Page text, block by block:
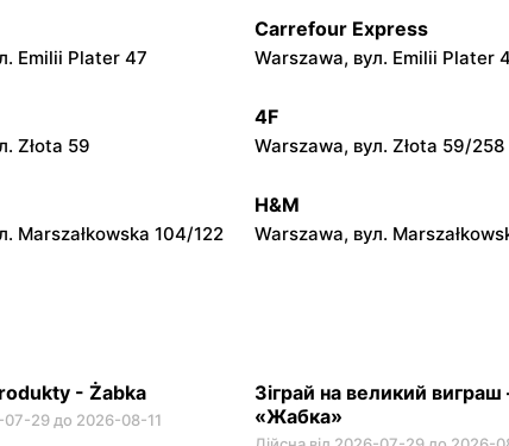
Żabka
Żabka
Emilii Plater 47
Carrefour Express
Warszawa, вул. Emilii Plater
Złota 59
4F
Warszawa, вул. Złota 59/258
Marszałkowska 104/122
H&M
Warszawa, вул.
- Żabka
07-29 до 2026-08-11
Зіграй на великий
«Жабка»